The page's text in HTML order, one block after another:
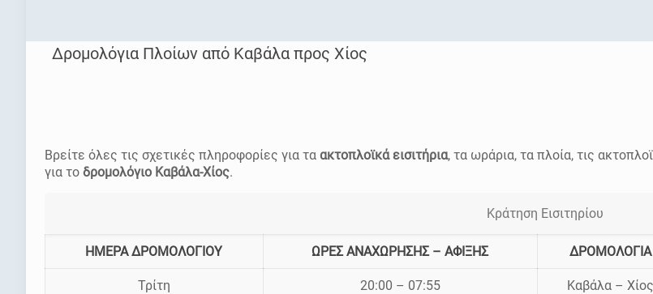
Δρομολόγια Πλοίων από Καβάλα προς Χίος
Βρείτε όλες τις σχετικές πληροφορίες για τα ακτοπλοϊκά εισιτήρια, τα ωράρια, τα πλοία, τις
για τοδρομολόγιο Καβάλα-Χίος.
Κράτηση Εισιτηρίου
ΗΜΕΡΑ ΔΡΟΜΟΛΟΓΙΟΥ ΩΡΕΣ ΑΝΑΧΩΡΗΣΗΣ – ΑΦΙΞΗΣ ΔΡΟΜΟΛΟΓΙΑ
Τρίτη 20:00 – 07:55 Καβάλα – Χίος